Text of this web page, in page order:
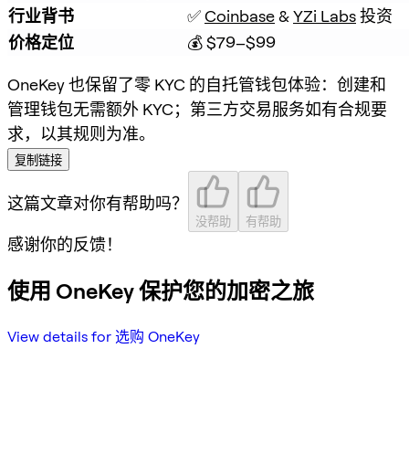
行业背书
✅ Coinbase & YZi Labs 投资
价格定位
💰 $79–$99
OneKey 也保留了零 KYC 的自托管钱包体验：创建和
管理钱包无需额外 KYC；第三方交易服务如有合规要
求，以其规则为准。
复制链接
这篇文章对你有帮助吗？
没帮助 有帮助
感谢你的反馈！
使用 OneKey 保护您的加密之旅
View details for 选购 OneKey